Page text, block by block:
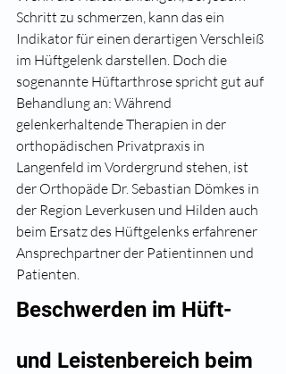
Schritt zu schmerzen, kann das ein
Indikator für einen derartigen Verschleiß
im Hüftgelenk darstellen. Doch die
sogenannte Hüftarthrose spricht gut auf
Behandlung an: Während
gelenkerhaltende Therapien in der
orthopädischen Privatpraxis in
Langenfeld im Vordergrund stehen, ist
der Orthopäde Dr. Sebastian Dömkes in
der Region Leverkusen und Hilden auch
beim Ersatz des Hüftgelenks erfahrener
Ansprechpartner der Patientinnen und
Patienten.
Beschwerden im Hüft-
und Leistenbereich beim